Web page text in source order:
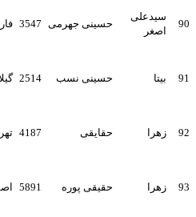
حسینی جهرمی 3547 فارس
حسینی نسب 2514 گیلان
حقایقی 4187 تهران
حقیقی پوره 5891 اصفهان